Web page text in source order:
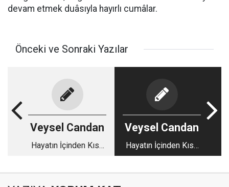
devam etmek duâsıyla hayırlı cumâlar.
Önceki ve Sonraki Yazılar
Veysel Candan
Hayatın İçinden Kısa
Veysel Candan
Hayatın İçinden Kısa
Kısa - 127